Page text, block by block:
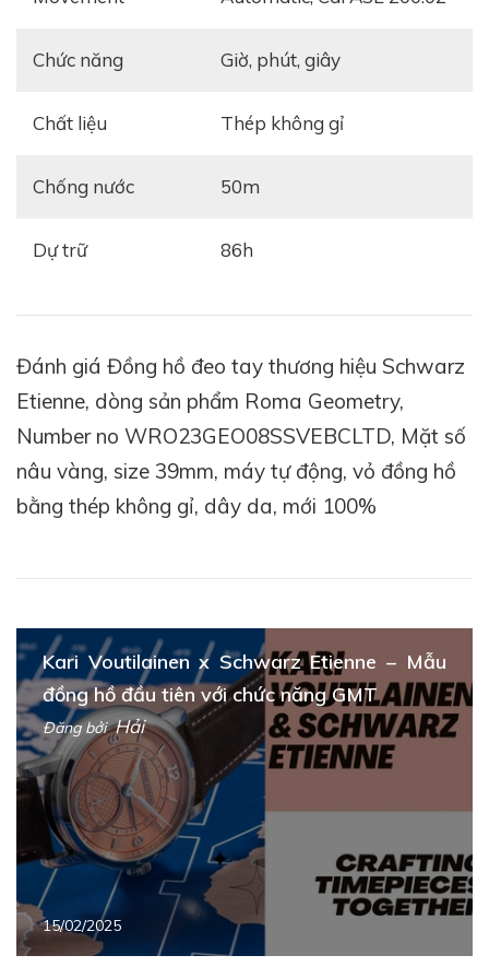
Hành Trình Khám Phá Nghệ Thuật Guilloche Qua
Vỏ đồng hồ có kích thước 39mm, được chế tác từ thép
độ bền, khả năng chống ăn mòn và vẻ sáng bóng
phần nam tính, vỏ đồng hồ bo tròn gọn gàng, ôm tay,
Trái tim của chiếc đồng hồ là bộ máy cơ tự động do
chínhSchwarz Etiennesản xuất in-house. Đây là
điểm nhấn đặc biệt thể hiện bản sắc độc lập và khả
năng làm chủ công nghệ của thương hiệu. Với cơ chế
lên dây cót tự động mượt mà và thời lượng trữ cót bền
bỉ, chiếc đồng hồ không chỉ đẹp ở bề ngoài mà còn ổn
định và mạnh mẽ từ bên trong – tựa như một nghệ sĩ
sống trong kỷ luật.
Chức năng giờ, phút, giây
Chất liệu thép không gỉ
Chống nước 50m
Dự trữ 86h
Đánh giá Đồng hồ đeo tay thương hiệu Schwarz
Etienne, dòng sản phẩm Roma Geometry,
Number no WRO23GEO08SSVEBCLTD, Mặt số
nâu vàng, size 39mm, máy tự động, vỏ đồng hồ
bằng thép không gỉ, dây da, mới 100%
Kari Voutilainen x Schwarz Etienne – Mẫu
đồng hồ đầu tiên với chức năng GMT
Đăng bởi Hải
15/02/2025